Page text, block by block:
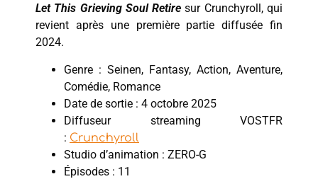
Let This Grieving Soul Retiresur Crunchyroll, qui
revient après une première partie diffusée fin
2024.
Genre : Seinen, Fantasy, Action, Aventure,
Comédie, Romance
Date de sortie : 4 octobre 2025
Diffuseur streaming VOSTFR
: Crunchyroll
Studio d’animation : ZERO-G
Épisodes : 11